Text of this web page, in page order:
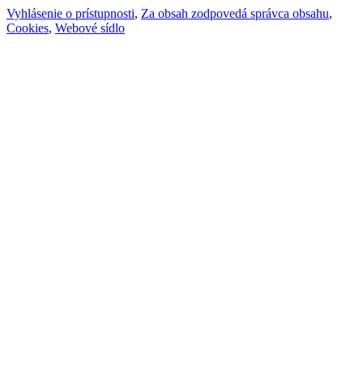
Vyhlásenie o prístupnosti, Za obsah zodpovedá správca obsahu,
Cookies, Webové sídlo